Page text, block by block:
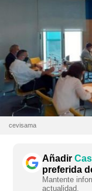
cevisama
Añadir
preferida
Mantente
actualidad.